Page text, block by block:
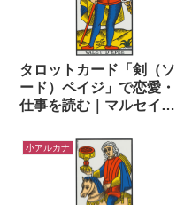
タロットカード「剣（ソ
ード）ペイジ」で恋愛・
仕事を読む｜マルセイユ
小アルカナ